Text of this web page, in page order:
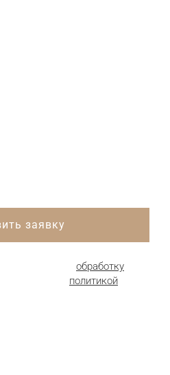
заявку
обработку
политикой